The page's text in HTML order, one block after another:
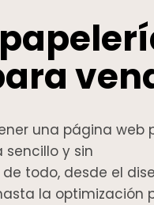
una página web
sencillo y sin
todo, desde el
la optimización